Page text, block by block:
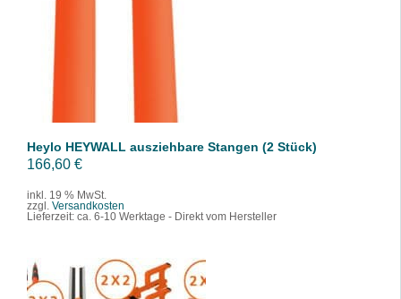
IN DEN WARENKORB
DETAILS
Heylo HEYWALL ausziehbare Stangen (2 Stück)
166,60 €
inkl. 19 % MwSt.
zzgl. Versandkosten
Lieferzeit: ca. 6-10 Werktage - Direkt vom Hersteller